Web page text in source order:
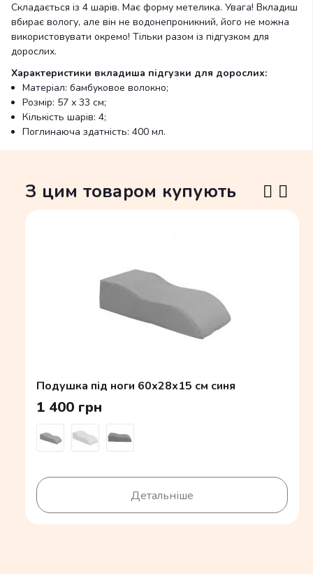
Складається із 4 шарів. Має форму метелика. Увага! Вкладиш
вбирає вологу, але він не водонепроникний, його не можна
використовувати окремо! Тільки разом із підгузком для
дорослих.
Характеристики вкладиша підгузки для дорослих:
Матеріал: бамбуковое волокно;
Розмір: 57 х 33 см;
Кількість шарів: 4;
Поглинаюча здатність: 400 мл.
З цим товаром купують
Подушка під ноги 60x28x15 см синя
1 400 грн
Детальніше